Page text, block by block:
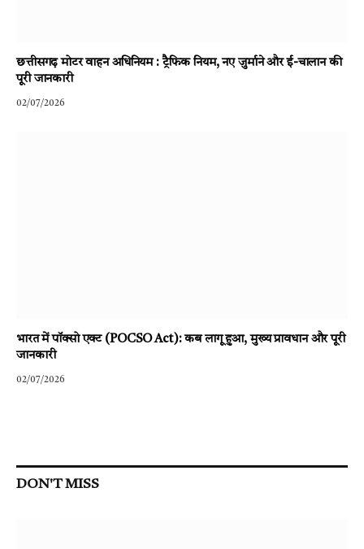
छत्तीसगढ़ मोटर वाहन अधिनियम : ट्रैफिक नियम, नए जुर्माने और ई-चालान की
पूरी जानकारी
02/07/2026
भारत में पॉक्सो एक्ट (POCSO Act): कब लागू हुआ, मुख्य प्रावधान और पूरी
जानकारी
02/07/2026
DON'T MISS